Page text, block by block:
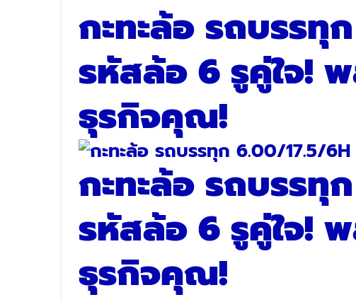
กะทะล้อ รถบรรทุ
รหัสล้อ 6 รูคู่ใจ!
ธุรกิจคุณ!
กะทะล้อ รถบรรทุ
รหัสล้อ 6 รูคู่ใจ!
ธุรกิจคุณ!